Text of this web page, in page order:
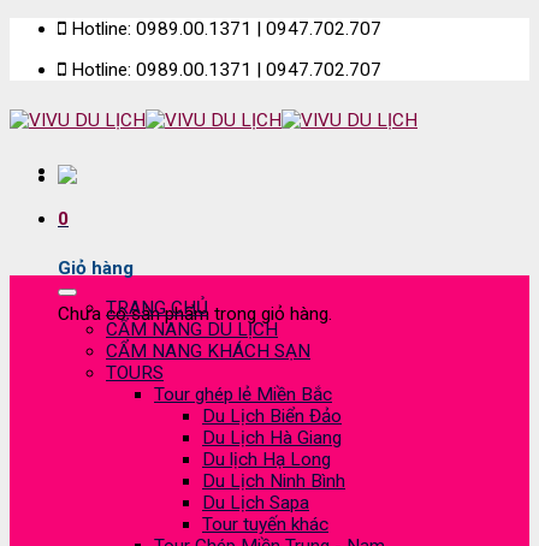
Skip
content
Hotline: 0989.00.1371 | 0947.702.707
Hotline: 0989.00.1371 | 0947.702.707
0
Giỏ hàng
Chưa có sản phẩm trong giỏ hàng.
TRANG CHỦ
CẨM NANG DU LỊCH
CẨM NANG KHÁCH SẠN
TOURS
Tour ghép lẻ Miền Bắc
Du Lịch Biển Đảo
Du Lịch Hà Giang
Du lịch Hạ Long
Du Lịch Ninh Bình
Du Lịch Sapa
Tour tuyến khác